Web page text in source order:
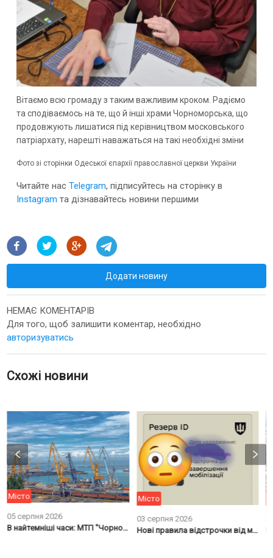
Вітаємо всю громаду з таким важливим кроком. Радіємо
та сподіваємось на те, що й інші храми Чорноморська, що
продовжують лишатися під керівництвом московського
патріархату, нарешті наважаться на такі необхідні зміни
Фото зі сторінки Одеської єпархії православної церкви України
Читайте насTelegram, підписуйтесь на сторінку в
Instagram та дізнавайтесь новини першими
Додати новину
НЕМАЄ КОМЕНТАРІВ
Для того, щоб залишити коментар, необхідно
авторизуватись
Схожі новини
Місто
05 серпня 2026
В найтемніші часи: МТП "Чорноморськ" святкує 68-му річницю свого заснування
Місто
03 серпня 2026
Нові правила відстрочки від мобілізації